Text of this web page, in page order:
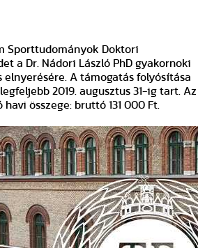
Sporttudományok Doktori
a Dr. Nádori László PhD gyakornoki
A támogatás folyósítása
2019. augusztus 31-ig tart. Az
összege: bruttó 131 000 Ft.